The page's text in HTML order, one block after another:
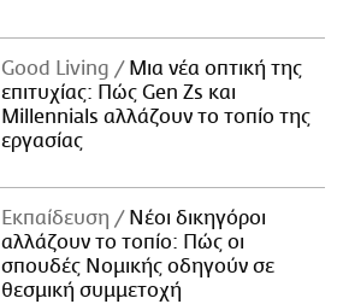
Good Living
Μια νέα οπτική της
επιτυχίας: Πώς Gen Zs και
Millennials αλλάζουν το τοπίο της
εργασίας
Εκπαίδευση
Νέοι δικηγόροι
αλλάζουν το τοπίο: Πώς οι
σπουδές Νομικής οδηγούν σε
θεσμική συμμετοχή